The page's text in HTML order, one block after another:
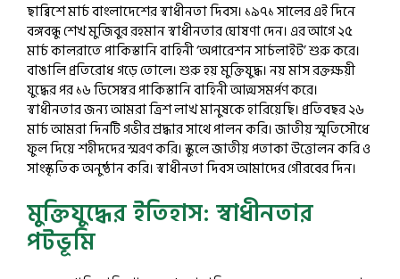
ছাব্বিশে মার্চ বাংলাদেশের স্বাধীনতা দিবস। ১৯৭১ সালের এই দিনে
বঙ্গবন্ধু শেখ মুজিবুর রহমান স্বাধীনতার ঘোষণা দেন। এর আগে ২৫
মার্চ কালরাতে পাকিস্তানি বাহিনী ‘অপারেশন সার্চলাইট’ শুরু করে।
বাঙালি প্রতিরোধ গড়ে তোলে। শুরু হয় মুক্তিযুদ্ধ। নয় মাস রক্তক্ষয়ী
যুদ্ধের পর ১৬ ডিসেম্বর পাকিস্তানি বাহিনী আত্মসমর্পণ করে।
স্বাধীনতার জন্য আমরা ত্রিশ লাখ মানুষকে হারিয়েছি। প্রতিবছর ২৬
মার্চ আমরা দিনটি গভীর শ্রদ্ধার সাথে পালন করি। জাতীয় স্মৃতিসৌধে
ফুল দিয়ে শহীদদের স্মরণ করি। স্কুলে জাতীয় পতাকা উত্তোলন করি ও
সাংস্কৃতিক অনুষ্ঠান করি। স্বাধীনতা দিবস আমাদের গৌরবের দিন।
মুক্তিযুদ্ধের ইতিহাস: স্বাধীনতার
পটভূমি